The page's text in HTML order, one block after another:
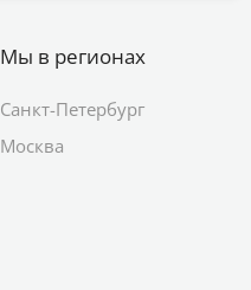
Мы в регионах
Санкт-Петербург
Москва